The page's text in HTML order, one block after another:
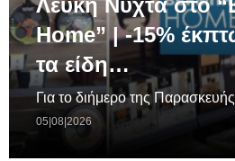
Λευκή Νύχτα στο
Home” | -15%
τα είδη…
Για το διήμερο της
05|08|2026